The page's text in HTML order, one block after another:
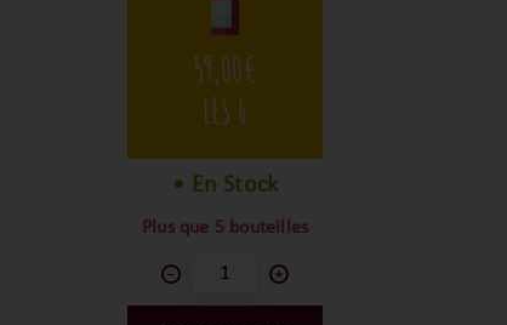
59,00€
LES 6
• En Stock
Plus que 5 bouteilles